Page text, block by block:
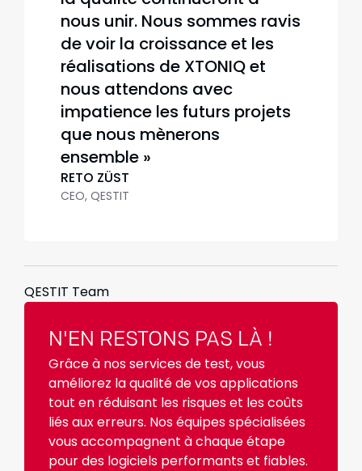
nous unir. Nous sommes ravis
de voir la croissance et les
réalisations de XTONIQ et
nous attendons avec
impatience les futurs projets
que nous mènerons
ensemble »
RETO ZÜST
CEO, QESTIT
QESTIT Team
N'EN RESTONS PAS LÀ !
Grâce à nos services de test, vous
améliorez la qualité de vos applications
tout en réduisant les risques et les coûts
liés aux erreurs. Nos équipes spécialisées
vous accompagnent à chaque étape
pour des logiciels performants et fiables.